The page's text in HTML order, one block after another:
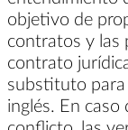
objetivo de
contratos y las
contrato
substituto para
inglés. En